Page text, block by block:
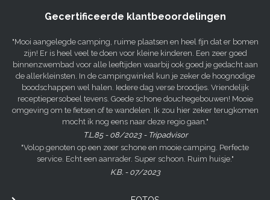
Gecertificeerde klantbeoordelingen
"Mooi aangelegde camping, ruime plaatsen en heel fijn dat er bomen
zijn! Er is heel veel te doen voor kleine kinderen. Een zeer goed
binnenzwembad voor alle leeftijden waarbij ook goed je gedacht aan
de allerkleinsten. In de campingwinkel kun je zeker de hoognodige
boodschappen wel halen. Iedere dag verse broodjes. Vriendelijk
receptiepersobeel tevens. Goede schone douchegebouwen! Mooie
omgeving om te fietsen of te wandelen. Ik zou hier zeker terugkomen
mocht ik nog eens naar deze regio gaan."
T.L.85 - 08/2023 - Tripadvisor
"Volop genoten op een zeer schone en mooie camping. Perfecte
service. Echt een aanrader. Super schoon. Ruim huisje."
K.B. - 07/2023